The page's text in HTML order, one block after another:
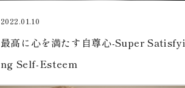
2022.01.10
最高に心を満たす自尊心-Super Satisfyi
ng Self-Esteem